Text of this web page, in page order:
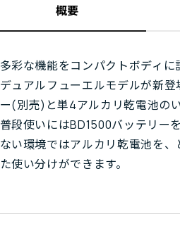
概要
多彩な機能をコンパクトボディ
デュアルフューエルモデルが新登
ー(別売)と単4アルカリ乾電池の
普段使いにはBD1500バッテリー
ない環境ではアルカリ乾電池を、
た使い分けができます。